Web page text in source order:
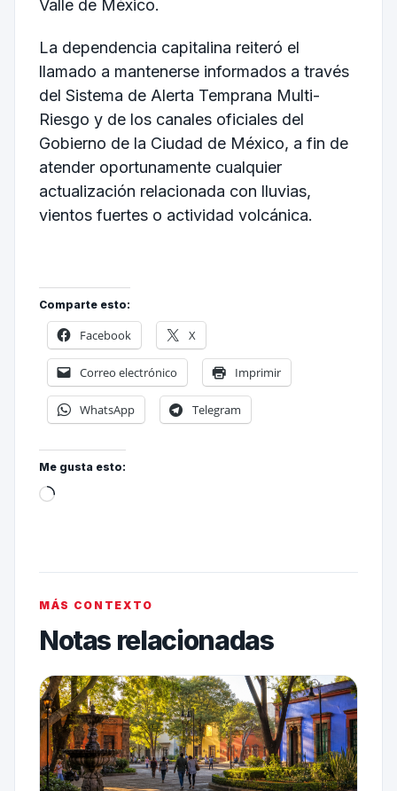
Valle de México.
La dependencia capitalina reiteró el
llamado a mantenerse informados a través
del Sistema de Alerta Temprana Multi-
Riesgo y de los canales oficiales del
Gobierno de la Ciudad de México, a fin de
atender oportunamente cualquier
actualización relacionada con lluvias,
vientos fuertes o actividad volcánica.
Comparte esto:
Facebook X
Correo electrónico Imprimir
WhatsApp Telegram
Me gusta esto:
MÁS CONTEXTO
Notas relacionadas